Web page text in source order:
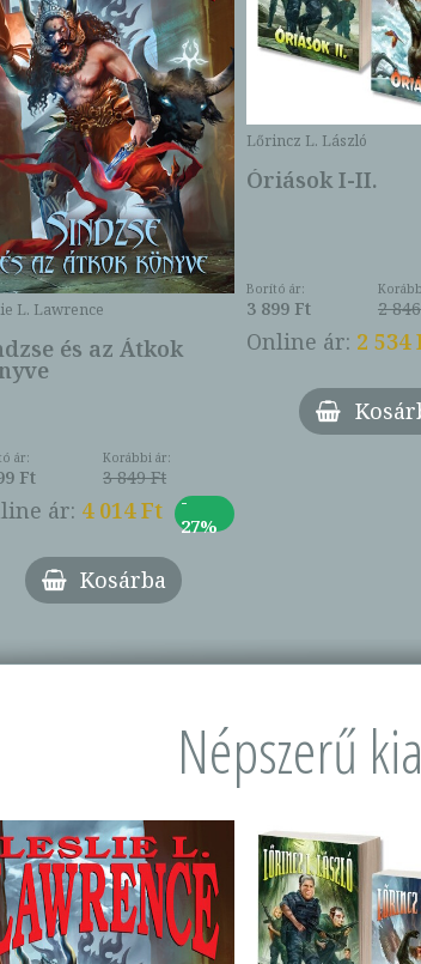
L. Lawrence
és az Átkok
ár:
Ft
Korábbi ár:
3 849 Ft
ár: 4 014 Ft
-
27%
Kosárba
Lőrincz L. László
Óriások I-II.
Borító ár:
3 899 Ft 2
Online ár: 2 534
Népszerű